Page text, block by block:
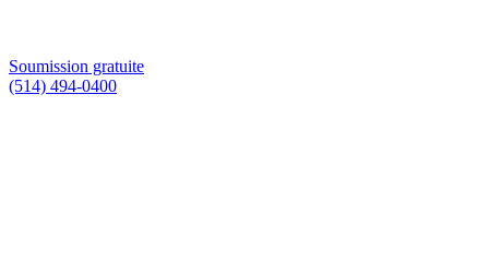
Soumission gratuite
(514) 494-0400